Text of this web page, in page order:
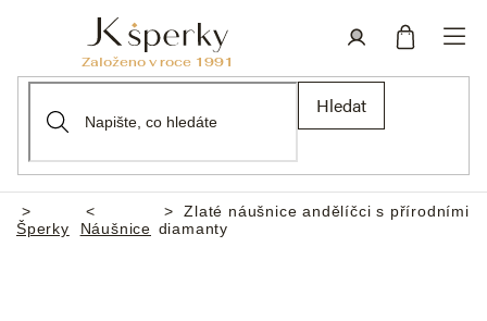
Hledat
Domů
Šperky Náušnice
Zlaté náušnice andělíčci s přírodními
diamanty